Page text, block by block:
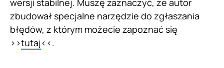
zbudował specjalne narzędzie do zgłaszania
błędów, z którym możecie zapoznać się
>>tutaj<<.